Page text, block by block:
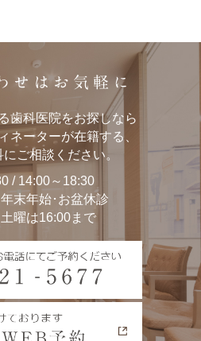
せはお気軽に
歯科医院をお探しなら
ネーターが在籍する、
ご相談ください。
/ 14:00～18:30
末年始･お盆休診
曜は16:00まで